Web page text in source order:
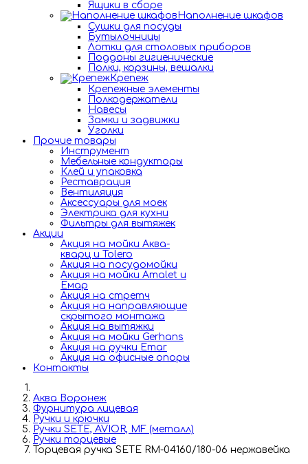
Ящики в сборе
Наполнение шкафов
Сушки для посуды
Бутылочницы
Лотки для столовых приборов
Поддоны гигиенические
Полки, корзины, вешалки
Крепеж
Крепежные элементы
Полкодержатели
Навесы
Замки и задвижки
Уголки
Прочие товары
Инструмент
Мебельные кондукторы
Клей и упаковка
Реставрация
Вентиляция
Аксессуары для моек
Электрика для кухни
Фильтры для вытяжек
Акции
Акция на мойки Аква-
кварц и Tolero
Акция на посудомойки
Акция на мойки Amalet и
Емар
Акция на стретч
Акция на направляющие
скрытого монтажа
Акция на вытяжки
Акция на мойки Gerhans
Акция на ручки Emar
Акция на офисные опоры
Контакты
Аква Воронеж
Фурнитура лицевая
Ручки и крючки
Ручки SETE, AVIOR, MF (металл)
Ручки торцевые
Торцевая ручка SETE RM-04160/180-06 нержавейка